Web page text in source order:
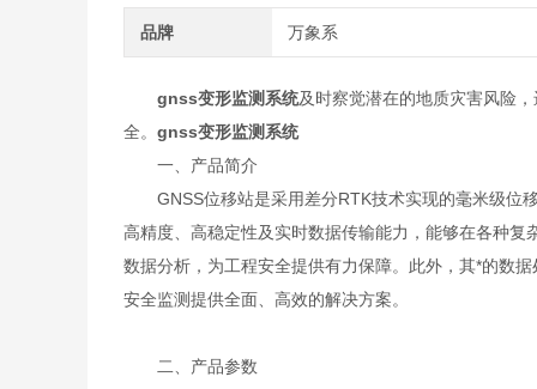
品牌 万象系
gnss变形监测系统及时察觉潜在的地质灾害风险
全。 gnss变形监测系统
一、产品简介
GNSS位移站是采用差分RTK技术实现的毫米级位移
高精度、高稳定性及实时数据传输能力，能够在各种
数据分析，为工程安全提供有力保障。此外，其*的数
安全监测提供全面、高效的解决方案。
二、产品参数